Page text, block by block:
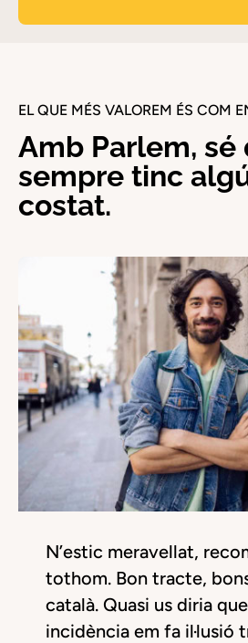
EL QUE MÉS VALOREM ÉS COM
Amb Parlem, sé
sempre tinc
costat.
N’estic meravellat,
tothom. Bon tracte,
català. Quasi us diria
incidència em fa il·lusió